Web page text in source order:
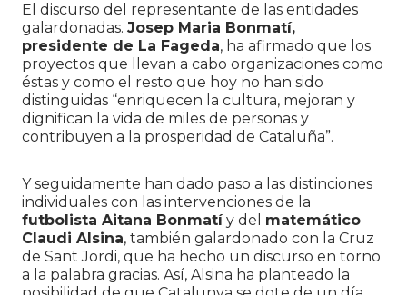
El discurso del representante de las entidades
galardonadas. Josep Maria Bonmatí,
presidente de La Fageda, ha afirmado que los
proyectos que llevan a cabo organizaciones como
éstas y como el resto que hoy no han sido
distinguidas “enriquecen la cultura, mejoran y
dignifican la vida de miles de personas y
contribuyen a la prosperidad de Cataluña”.
Y seguidamente han dado paso a las distinciones
individuales con las intervenciones de la
futbolista Aitana Bonmatíy del matemático
Claudi Alsina, también galardonado con la Cruz
de Sant Jordi, que ha hecho un discurso en torno
a la palabra gracias. Así, Alsina ha planteado la